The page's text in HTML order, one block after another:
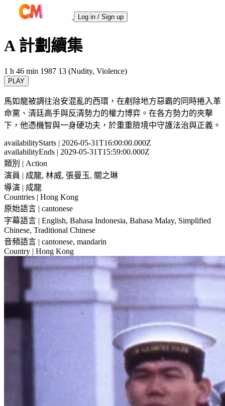
Log in / Sign up
A 計劃續集
1 h 46 min 1987 13 (Nudity, Violence)
PLAY
馬如龍被調往治安混亂的西環，在剷除地方惡霸的同時捲入革
命黨、清廷高手與反清勢力的權力博弈。在各方勢力的夾擊
下，他憑機智與一身硬功夫，於重重險境中守護法治與正義。
availabilityStarts | 2026-05-31T16:00:00.000Z
availabilityEnds | 2029-05-31T15:59:00.000Z
類別 | Action
演員 | 成龍, 林威, 張曼玉, 關之琳
導演 | 成龍
Countries | Hong Kong
原始語言 | cantonese
字幕語言 | English, Bahasa Indonesia, Bahasa Malay, Simplified
Chinese, Traditional Chinese
音頻語言 | cantonese, mandarin
Country | Hong Kong